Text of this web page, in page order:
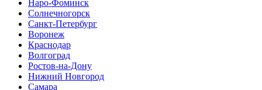
Наро-Фоминск
Солнечногорск
Санкт-Петербург
Воронеж
Краснодар
Волгоград
Ростов-на-Дону
Нижний Новгород
Самара